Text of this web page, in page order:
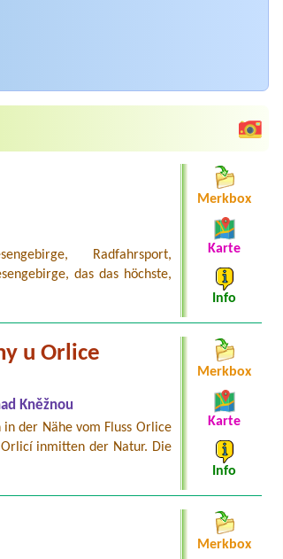
Radfahrsport,
das das höchste,
Merkbox
Karte
Info
u Orlice
Kněžnou
der Nähe vom Fluss Orlice
inmitten der Natur. Die
Merkbox
Karte
Info
Merkbox